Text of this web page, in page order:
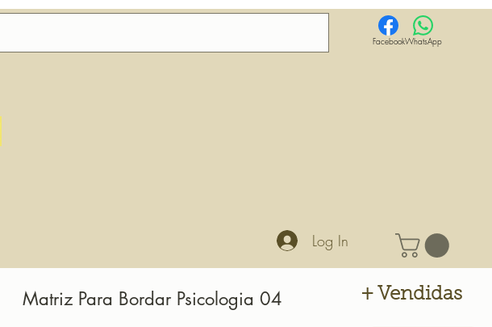
FacebookWhatsApp
Log In
Matriz Para Bordar Psicologia 04 + Vendidas